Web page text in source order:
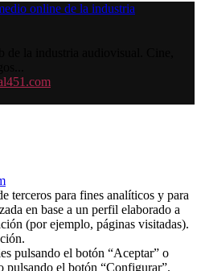
terceros para fines analíticos y para
en base a un perfil elaborado a
(por ejemplo, páginas visitadas).
pulsando el botón “Aceptar” o
pulsando el botón “Configurar”.